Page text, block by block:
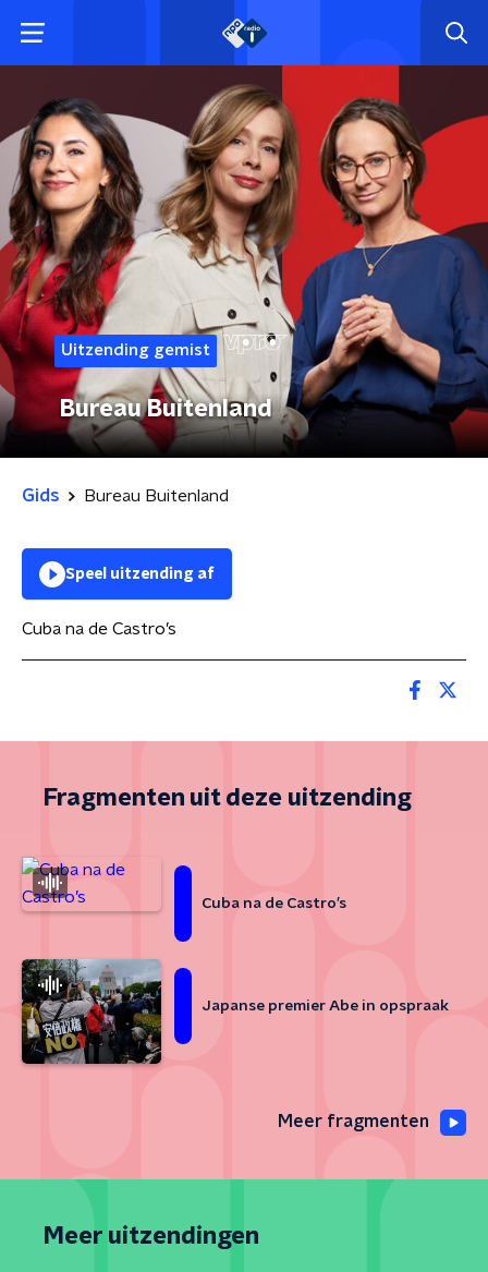
Uitzending gemist
Bureau Buitenland
Gids Bureau Buitenland
Speel uitzending af
Cuba na de Castro’s
Fragmenten uit deze uitzending
Cuba na de Castro’s
Japanse premier Abe in opspraak
Meer fragmenten
Meer uitzendingen